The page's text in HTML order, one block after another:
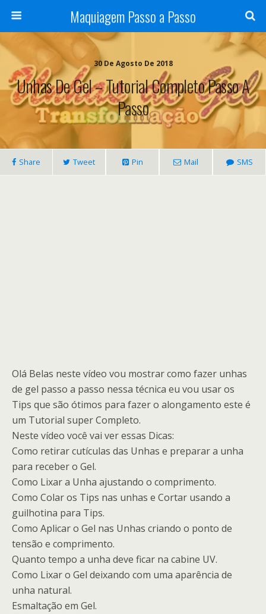
Maquiagem Passo a Passo
30 De Agosto De 2018
Unhas De Gel – Tutorial Completo Passo A
Passo
Share Tweet Pin Mail SMS
Olá Belas neste vídeo vou mostrar como fazer unhas
de gel passo a passo nessa técnica eu vou usar os
Tips que são ótimos para fazer o alongamento este é
um Tutorial super Completo.
Neste vídeo você vai ver essas Dicas:
Como retirar cutículas das Unhas e preparar a unha
para receber o Gel.
Como Lixar a Unha ajustando o comprimento.
Como Colar os Tips nas unhas e Cortar usando a
guilhotina para Tips.
Como Aplicar o Gel nas Unhas criando o ponto de
tensão e comprimento.
Quanto tempo a unha deve ficar na cabine UV.
Como Lixar o Gel deixando com uma aparência de
unha natural.
Esmaltação em Gel.